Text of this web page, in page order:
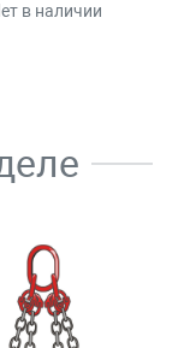
в наличии